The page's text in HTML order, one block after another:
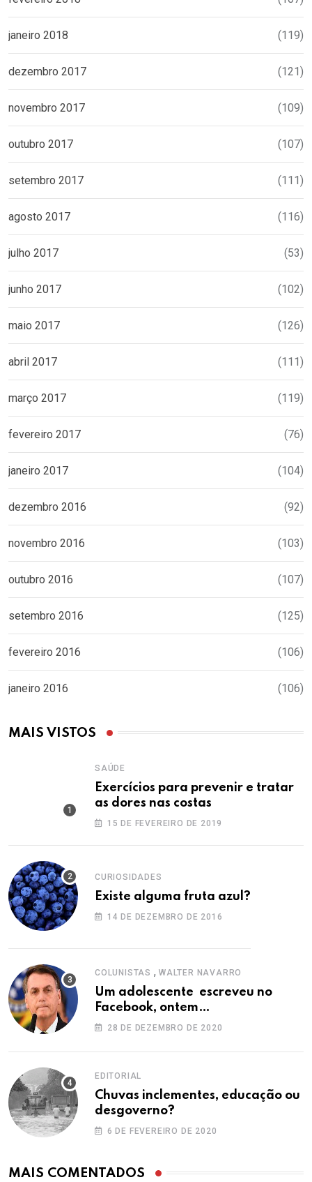
janeiro 2018 (119)
dezembro 2017 (121)
novembro 2017 (109)
outubro 2017 (107)
setembro 2017 (111)
agosto 2017 (116)
julho 2017 (53)
junho 2017 (102)
maio 2017 (126)
abril 2017 (111)
março 2017 (119)
fevereiro 2017 (76)
janeiro 2017 (104)
dezembro 2016 (92)
novembro 2016 (103)
outubro 2016 (107)
setembro 2016 (125)
fevereiro 2016 (106)
janeiro 2016 (106)
MAIS VISTOS
SAÚDE
Exercícios para prevenir e tratar
as dores nas costas
15 DE FEVEREIRO DE 2019
CURIOSIDADES
Existe alguma fruta azul?
14 DE DEZEMBRO DE 2016
COLUNISTAS , WALTER NAVARRO
Um adolescente escreveu no
Facebook, ontem…
28 DE DEZEMBRO DE 2020
EDITORIAL
Chuvas inclementes, educação ou
desgoverno?
6 DE FEVEREIRO DE 2020
MAIS COMENTADOS